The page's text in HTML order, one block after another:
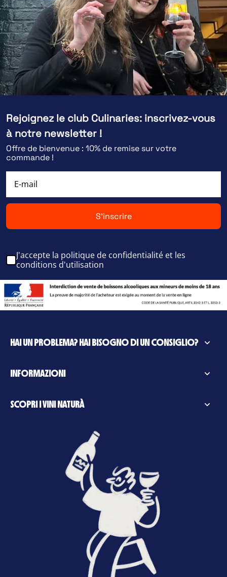
Rejoignez le club Culinaries: inscrivez-vous
à notre newsletter !
Offre de bienvenue : 10% de remise sur votre
commande !
S'inscrire
J'accepte la politique de confidentialité et les
conditions d'utilisation
HAI UN PROBLEMA? HAI BISOGNO DI UN CONSIGLIO?
INFORMAZIONI
SCOPRI I VINI NATURÀ